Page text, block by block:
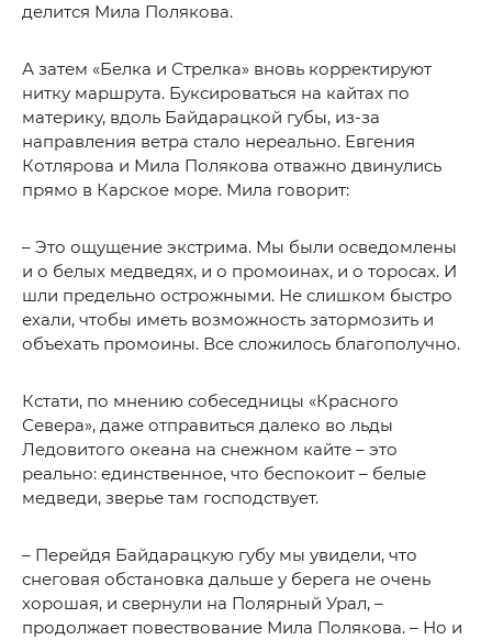
делится Мила Полякова.
А затем «Белка и Стрелка» вновь корректируют
нитку маршрута. Буксироваться на кайтах по
материку, вдоль Байдарацкой губы, из-за
направления ветра стало нереально. Евгения
Котлярова и Мила Полякова отважно двинулись
прямо в Карское море. Мила говорит:
– Это ощущение экстрима. Мы были осведомлены
и о белых медведях, и о промоинах, и о торосах. И
шли предельно острожными. Не слишком быстро
ехали, чтобы иметь возможность затормозить и
объехать промоины. Все сложилось благополучно.
Кстати, по мнению собеседницы «Красного
Севера», даже отправиться далеко во льды
Ледовитого океана на снежном кайте – это
реально: единственное, что беспокоит – белые
медведи, зверье там господствует.
– Перейдя Байдарацкую губу мы увидели, что
снеговая обстановка дальше у берега не очень
хорошая, и свернули на Полярный Урал, –
продолжает повествование Мила Полякова. – Но и